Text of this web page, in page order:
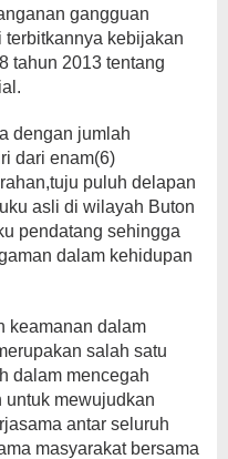
gangguan
terbitkannya kebijakan
tahun 2013 tentang
dengan jumlah
dari enam(6)
puluh delapan
asli di wilayah Buton
pendatang sehingga
dalam kehidupan
keamanan dalam
salah satu
dalam mencegah
untuk mewujudkan
antar seluruh
masyarakat bersama